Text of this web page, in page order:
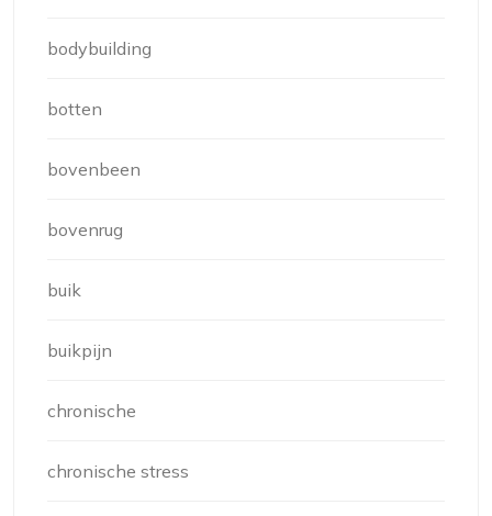
bodybuilding
botten
bovenbeen
bovenrug
buik
buikpijn
chronische
chronische stress